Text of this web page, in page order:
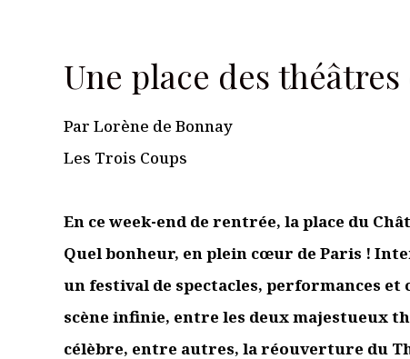
Les Trois Coups
Laisser un commentaire
Votre adresse e-mail ne sera pas publiée. Les champs
Commentaire*